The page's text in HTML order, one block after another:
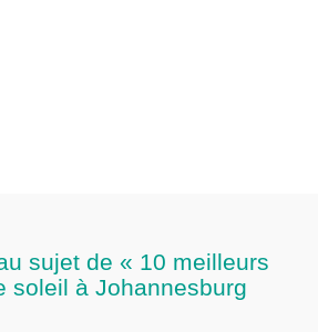
sujet de « 10 meilleurs
soleil à Johannesburg